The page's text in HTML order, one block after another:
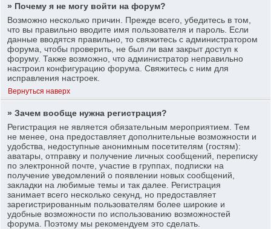
» Почему я не могу войти на форум?
Возможно несколько причин. Прежде всего, убедитесь в том,
что вы правильно вводите имя пользователя и пароль. Если
данные вводятся правильно, то свяжитесь с администратором
форума, чтобы проверить, не был ли вам закрыт доступ к
форуму. Также возможно, что администратор неправильно
настроил конфигурацию форума. Свяжитесь с ним для
исправления настроек.
Вернуться наверх
» Зачем вообще нужна регистрация?
Регистрация не является обязательным мероприятием. Тем
не менее, она предоставляет дополнительные возможности и
удобства, недоступные анонимным посетителям (гостям):
аватары, отправку и получение личных сообщений, переписку
по электронной почте, участие в группах, подписки на
получение уведомлений о появлении новых сообщений,
закладки на любимые темы и так далее. Регистрация
занимает всего несколько секунд, но предоставляет
зарегистрированным пользователям более широкие и
удобные возможности по использованию возможностей
форума. Поэтому мы рекомендуем это сделать.